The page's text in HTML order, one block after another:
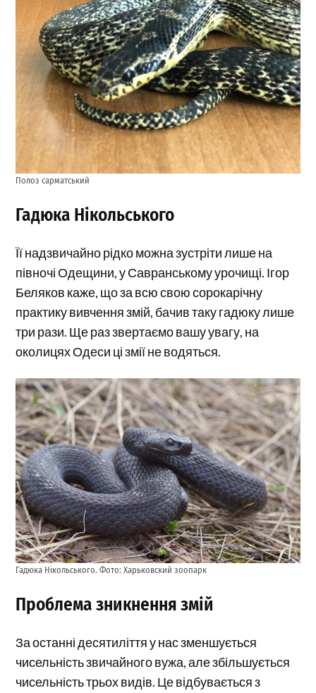
Полоз сарматський
Гадюка Нікольського
Її надзвичайно рідко можна зустріти лише на
півночі Одещини, у Савранському урочищі. Ігор
Беляков каже, що за всю свою сорокарічну
практику вивчення змій, бачив таку гадюку лише
три рази. Ще раз звертаємо вашу увагу, на
околицях Одеси ці змії не водяться.
Гадюка Нікольського. Фото: Харьковский зоопарк
Проблема зникнення змій
За останні десятиліття у нас зменшується
чисельність звичайного вужа, але збільшується
чисельність трьох видів. Це відбувається з